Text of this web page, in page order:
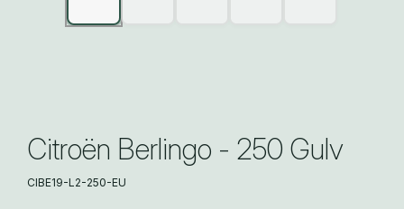
Citroën Berlingo - 250 Gulv
CIBE19-L2-250-EU